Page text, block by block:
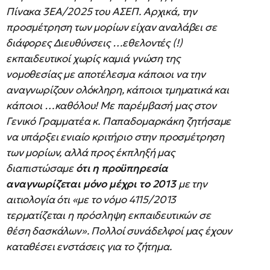
Πίνακα 3ΕΑ/2025 του ΑΣΕΠ. Αρχικά, την
προσμέτρηση των μορίων είχαν αναλάβει σε
διάφορες Διευθύνσεις …εθελοντές (!)
εκπαιδευτικοί χωρίς καμιά γνώση της
νομοθεσίας με αποτέλεσμα κάποιοι να την
αναγνωρίζουν ολόκληρη, κάποιοι τμηματικά και
κάποιοι …καθόλου! Με παρέμβασή μας στον
Γενικό Γραμματέα κ. Παπαδομαρκάκη ζητήσαμε
να υπάρξει ενιαίο κριτήριο στην προσμέτρηση
των μορίων, αλλά προς έκπληξή μας
διαπιστώσαμεότι η προϋπηρεσία
αναγνωρίζεται μόνο μέχρι το 2013με την
αιτιολογία ότι «με το νόμο 4115/2013
τερματίζεται η πρόσληψη εκπαιδευτικών σε
θέση δασκάλων». Πολλοί συνάδελφοί μας έχουν
καταθέσει ενστάσεις για το ζήτημα.